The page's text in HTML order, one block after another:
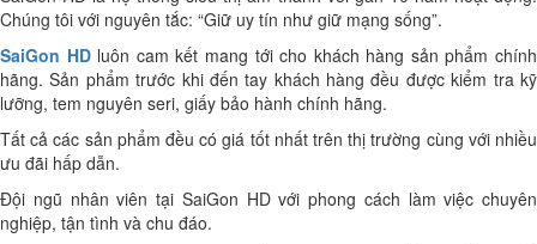
Chúng tôi với nguyên tắc: “Giữ uy tín như giữ mạng sống”.
SaiGon HDluôn cam kết mang tới cho khách hàng sản phẩm chính
hãng. Sản phẩm trước khi đến tay khách hàng đều được kiểm tra kỹ
lưỡng, tem nguyên seri, giấy bảo hành chính hãng.
Tất cả các sản phẩm đều có giá tốt nhất trên thị trường cùng với nhiều
ưu đãi hấp dẫn.
Đội ngũ nhân viên tại SaiGon HD với phong cách làm việc chuyên
nghiệp, tận tình và chu đáo.